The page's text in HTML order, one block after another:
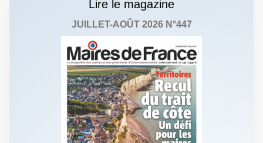
Lire le magazine
JUILLET-AOÛT 2026 N°447